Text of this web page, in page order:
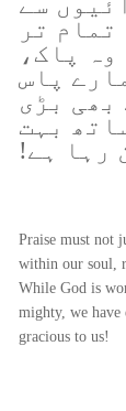
تر
وہ پاک،
پاس
بھی بڑی
بہت
رہا ہے!
Praise must not
within our soul,
While God is
mighty, we have
gracious to us!